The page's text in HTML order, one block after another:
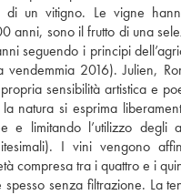
un vitigno. Le vigne
anni, sono il frutto di una
seguendo i principi
vendemmia 2016). Julien,
sensibilità artistica e
natura si esprima
e limitando l’utilizzo degli
I vini vengono
compresa tra i quattro e i
senza filtrazione. La